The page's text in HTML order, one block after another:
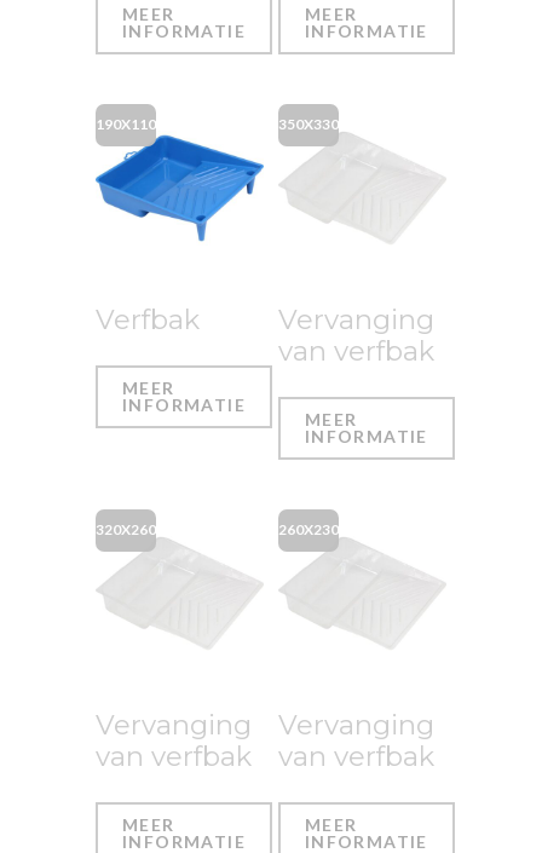
MEER
INFORMATIE
MEER
INFORMATIE
Verfbak
190X110
MEER
INFORMATIE
Vervanging
van verfbak
350X330
MEER
INFORMATIE
Vervanging
van verfbak
320X260
MEER
INFORMATIE
Vervanging
van verfbak
260X230
MEER
INFORMATIE